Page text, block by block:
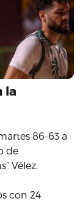
la
86-63 a
de
Vélez.
con 24